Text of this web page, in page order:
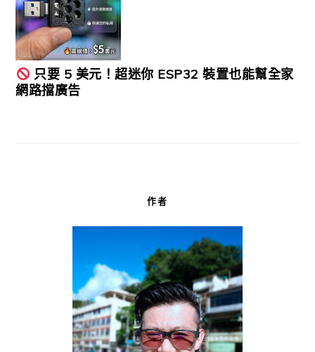
只要 5 美元！超迷你 ESP32 裝置也能幫全家
網路擋廣告
作者